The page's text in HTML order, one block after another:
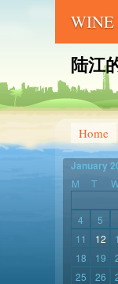
WINE
陆江
Home
January
M T
4
5
11
12
18
19
25
26